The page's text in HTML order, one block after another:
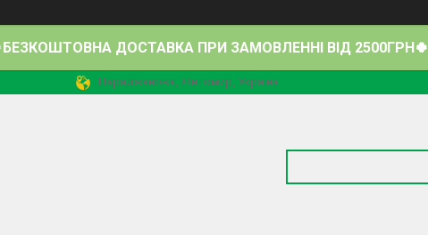
ДОСТАВКА ПРИ ЗАМОВЛЕННІ ВІД 2500ГРН🍀
Параджанова, Житомир, Україна